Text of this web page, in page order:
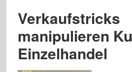
Verkaufstricks
manipulieren
Einzelhandel